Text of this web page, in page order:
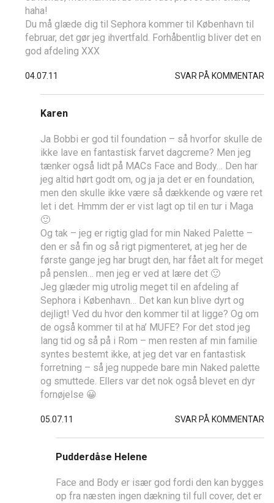
haha!
Du må glæde dig til Sephora kommer til København til
februar, det gør jeg ihvertfald. Forhåbentlig bliver det en
god afdeling XXX
04.07.11 SVAR PÅ KOMMENTAR
Karen
Ja Bobbi er god til foundation – så hvorfor skulle de
ikke lave en fantastisk farvet dagcreme? Men jeg
tænker også lidt på MACs Face and Body… Den har
jeg altid hørt godt om, og ja ja det er en foundation,
men den skulle ikke være så dækkende og være ret
let i det. Hmmm der er vist lagt op til en tur i Maga
🙂
Og tak – jeg er rigtig glad for min Naked Palette –
den er så fin og så rigt pigmenteret, at jeg her de
første gange jeg har brugt den, har fået alt for meget
på penslen… men jeg er ved at lære det 🙂
Jeg glæder mig utrolig meget til en afdeling af
Sephora i København… Det kan kun blive dyrt og
dejligt! Ved du hvor den kommer til at ligge? Og om
de også kommer til at ha’ MUFE? For det stod jeg
lang tid og så på i Rom – men resten af min familie
syntes bestemt ikke, at jeg det var en fantastisk
forretning – så jeg nuppede bare min Naked palette
og smuttede. Ellers var det nok også blevet en dyr
fornøjelse 😀
05.07.11 SVAR PÅ KOMMENTAR
Pudderdåse Helene
Face and Body er især god fordi den kan bygges
op fra næsten ingen dækning til full cover, det er